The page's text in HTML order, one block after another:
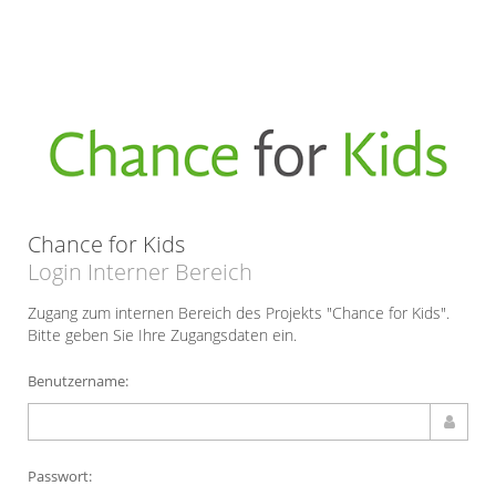
Chance for Kids
Login Interner Bereich
Zugang zum internen Bereich des Projekts "Chance for Kids".
Bitte geben Sie Ihre Zugangsdaten ein.
Benutzername:
Passwort: